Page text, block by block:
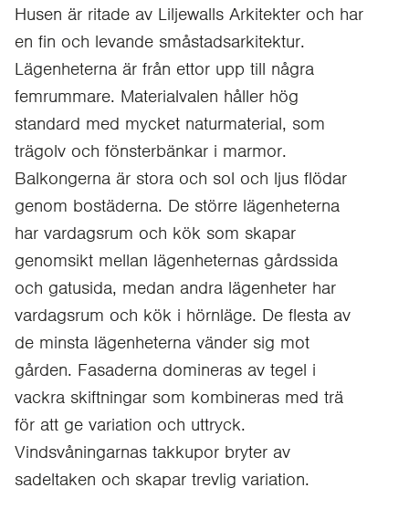
Husen är ritade av Liljewalls Arkitekter och har
en fin och levande småstadsarkitektur.
Lägenheterna är från ettor upp till några
femrummare. Materialvalen håller hög
standard med mycket naturmaterial, som
trägolv och fönsterbänkar i marmor.
Balkongerna är stora och sol och ljus flödar
genom bostäderna. De större lägenheterna
har vardagsrum och kök som skapar
genomsikt mellan lägenheternas gårdssida
och gatusida, medan andra lägenheter har
vardagsrum och kök i hörnläge. De flesta av
de minsta lägenheterna vänder sig mot
gården. Fasaderna domineras av tegel i
vackra skiftningar som kombineras med trä
för att ge variation och uttryck.
Vindsvåningarnas takkupor bryter av
sadeltaken och skapar trevlig variation.